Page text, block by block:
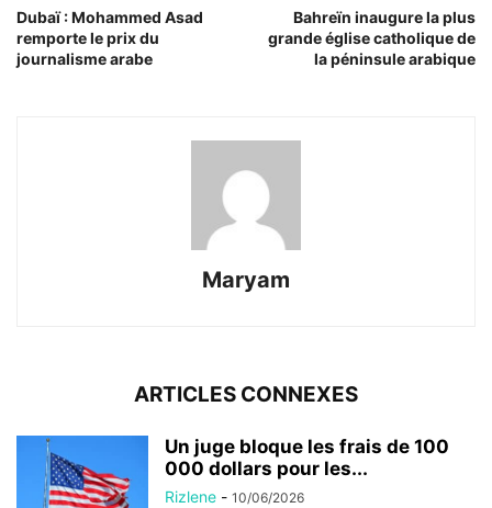
Dubaï : Mohammed Asad
remporte le prix du
journalisme arabe
Bahreïn inaugure la plus
grande église catholique de
la péninsule arabique
Maryam
ARTICLES CONNEXES
Un juge bloque les frais de 100
000 dollars pour les...
Rizlene - 10/06/2026